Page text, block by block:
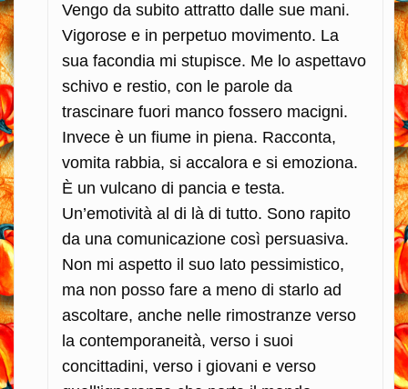
Vengo da subito attratto dalle sue mani.
Vigorose e in perpetuo movimento. La
sua facondia mi stupisce. Me lo aspettavo
schivo e restio, con le parole da
trascinare fuori manco fossero macigni.
Invece è un fiume in piena. Racconta,
vomita rabbia, si accalora e si emoziona.
È un vulcano di pancia e testa.
Un’emotività al di là di tutto. Sono rapito
da una comunicazione così persuasiva.
Non mi aspetto il suo lato pessimistico,
ma non posso fare a meno di starlo ad
ascoltare, anche nelle rimostranze verso
la contemporaneità, verso i suoi
concittadini, verso i giovani e verso